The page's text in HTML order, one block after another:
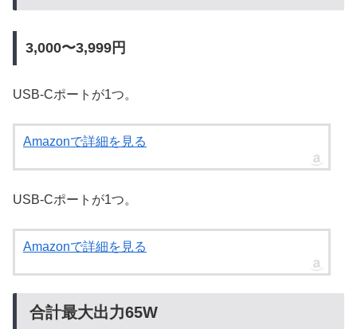
3,000〜3,999円
USB-Cポートが1つ。
Amazonで詳細を見る
USB-Cポートが1つ。
Amazonで詳細を見る
合計最大出力65W